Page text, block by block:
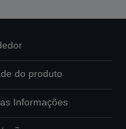
do produto
Informações